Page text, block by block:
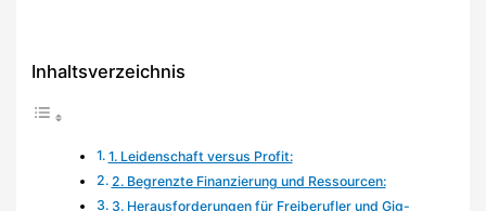
Inhaltsverzeichnis
1. Leidenschaft versus Profit:
2. Begrenzte Finanzierung und Ressourcen:
3. Herausforderungen für Freiberufler und Gig-